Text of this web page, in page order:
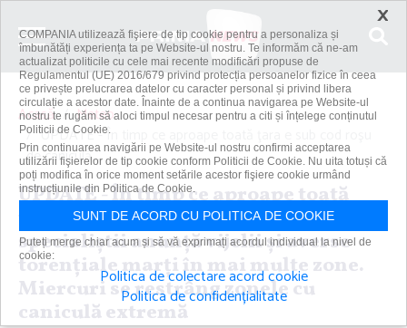
Acasă
Meteo
UPDATE - În timp ce aproape toată ţara e sub cod roşu
de caniculă,...
UPDATE - În timp ce aproape toată
ţara e sub cod roşu de caniculă,
specialiştii anunţă vijelii şi averse
torenţiale marţi în mai multe zone.
Miercuri se restrâng zonele cu
caniculă extremă
×
COMPANIA utilizează fişiere de tip cookie pentru a personaliza și
îmbunătăți experiența ta pe Website-ul nostru. Te informăm că ne-am
actualizat politicile cu cele mai recente modificări propuse de
Regulamentul (UE) 2016/679 privind protecția persoanelor fizice în ceea
ce privește prelucrarea datelor cu caracter personal și privind libera
circulație a acestor date. Înainte de a continua navigarea pe Website-ul
nostru te rugăm să aloci timpul necesar pentru a citi și înțelege conținutul
Politicii de Cookie.
Prin continuarea navigării pe Website-ul nostru confirmi acceptarea
utilizării fişierelor de tip cookie conform Politicii de Cookie. Nu uita totuși că
poți modifica în orice moment setările acestor fişiere cookie urmând
instrucțiunile din Politica de Cookie.
SUNT DE ACORD CU POLITICA DE COOKIE
Puteți merge chiar acum și să vă exprimați acordul individual la nivel de
cookie:
Politica de colectare acord cookie
Politica de confidențialitate